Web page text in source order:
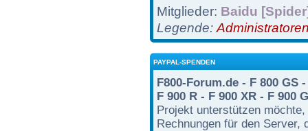
Mitglieder: Baidu
Legende:
PAYPAL-SPENDEN
F800-Forum.de - F 800 GS
F 900 R - F 900 XR - F 900
Projekt unterstützen
Rechnungen für den Server,